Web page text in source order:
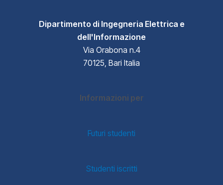
Dipartimento di Ingegneria Elettrica e
dell'Informazione
Via Orabona n.4
70125, Bari Italia
Informazioni per
Futuri studenti
Studenti iscritti